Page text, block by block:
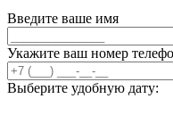
Введите ваше имя
Укажите ваш номер
Выберите удобную дату: